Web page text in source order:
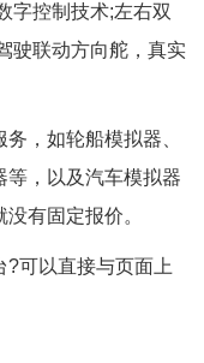
字控制技术;左右双
驶联动方向舵，真实
，如轮船模拟器、
等，以及汽车模拟器
有固定报价。
可以直接与页面上